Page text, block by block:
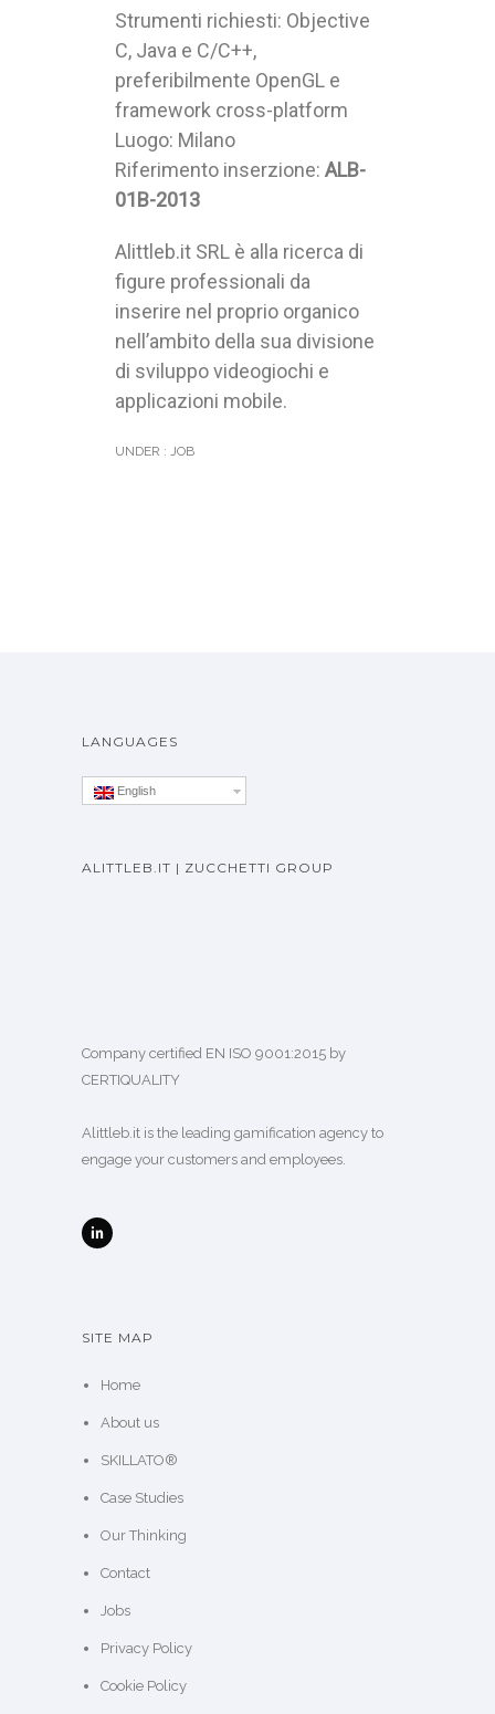
Strumenti richiesti: Objective
C, Java e C/C++,
preferibilmente OpenGL e
framework cross-platform
Luogo: Milano
Riferimento inserzione: ALB-
01B-2013
Alittleb.it SRL è alla ricerca di
figure professionali da
inserire nel proprio organico
nell’ambito della sua divisione
di sviluppo videogiochi e
applicazioni mobile.
UNDER : JOB
LANGUAGES
English
ALITTLEB.IT | ZUCCHETTI GROUP
Company certified EN ISO 9001:2015 by
CERTIQUALITY
Alittleb.it is the leading gamification agency to
engage your customers and employees.
SITE MAP
Home
About us
SKILLATO®
Case Studies
Our Thinking
Contact
Jobs
Privacy Policy
Cookie Policy